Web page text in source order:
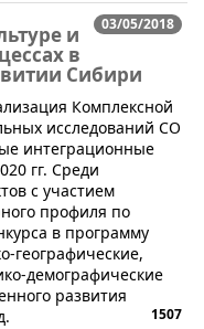
03/05/2018
и
в
Сибири
Комплексной
исследований СО
интеграционные
гг. Среди
с участием
профиля по
в программу
географические,
демографические
развития
1507